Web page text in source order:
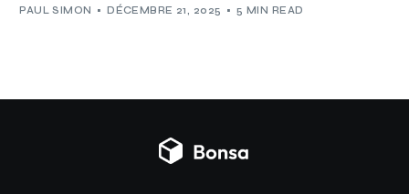
PAUL SIMON DÉCEMBRE 21, 2025 5 MIN READ